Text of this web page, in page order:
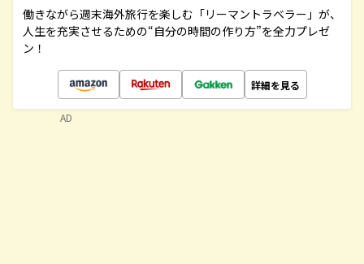
働きながら週末海外旅行を楽しむ「リーマントラベラー」が、
人生を充実させるための“自分の時間の作り方”を全力プレゼ
ン！
詳細を見る
AD